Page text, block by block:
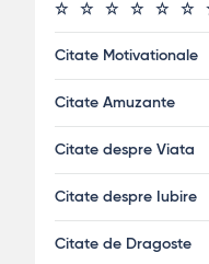
Citate Motivationale
Citate Amuzante
Citate despre Viata
Citate despre Iubire
Citate de Dragoste